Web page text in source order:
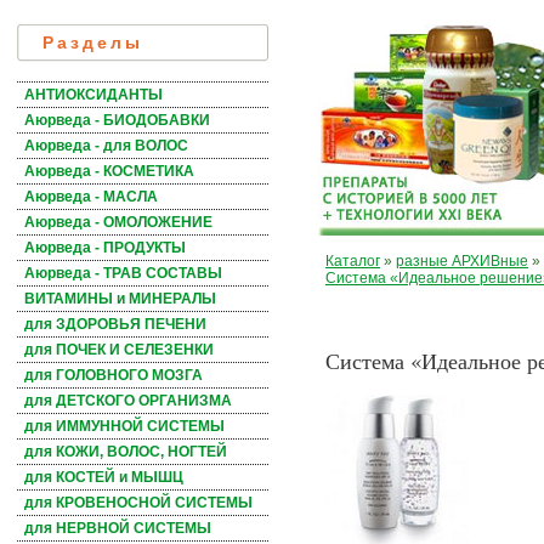
Разделы
АНТИОКСИДАНТЫ
Аюрведа - БИОДОБАВКИ
Аюрведа - для ВОЛОС
Аюрведа - КОСМЕТИКА
Аюрведа - МАСЛА
Аюрведа - ОМОЛОЖЕНИЕ
Аюрведа - ПРОДУКТЫ
Аюрведа - ТРАВ СОСТАВЫ
ВИТАМИНЫ и МИНЕРАЛЫ
для ЗДОРОВЬЯ ПЕЧЕНИ
для ПОЧЕК И СЕЛЕЗЕНКИ
для ГОЛОВНОГО МОЗГА
для ДЕТСКОГО ОРГАНИЗМА
для ИММУННОЙ СИСТЕМЫ
для КОЖИ, ВОЛОС, НОГТЕЙ
для КОСТЕЙ и МЫШЦ
для КРОВЕНОСНОЙ СИСТЕМЫ
для НЕРВНОЙ СИСТЕМЫ
Каталог » разные АРХИВные »
Система «Идеальное
Система «Идеальное